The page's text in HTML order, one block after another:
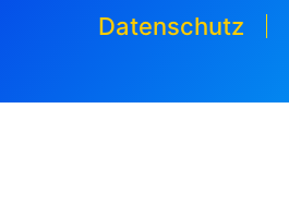
Datenschutz